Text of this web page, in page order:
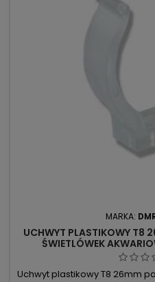
MARKA:
UCHWYT PLASTIKOWY T8
ŚWIETLÓWEK
Uchwyt plastikowy T8 26mm